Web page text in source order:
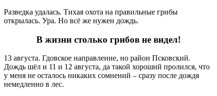
Разведка удалась. Тихая охота на правильные грибы
открылась. Ура. Но всё же нужен дождь.
В жизни столько грибов не видел!
13 августа. Гдовское направление, но район Псковский.
Дождь шёл и 11 и 12 августа, да такой хороший пролился, что
у меня не осталось никаких сомнений – сразу после дождя
немедленно в лес.